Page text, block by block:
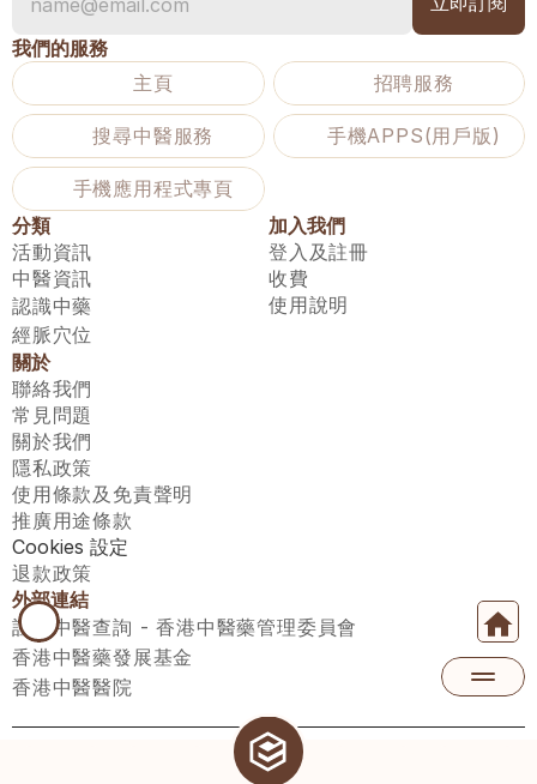
我們的服務
主頁
招聘服務
搜尋中醫服務 手機APPS(用戶版)
手機應用程式專頁
分類
活動資訊
中醫資訊
認識中藥
經脈穴位
加入我們
登入及註冊
收費
使用說明
關於
聯絡我們
常見問題
關於我們
隱私政策
使用條款及免責聲明
推廣用途條款
Cookies 設定
退款政策
外部連結
註冊中醫查詢 - 香港中醫藥管理委員會
香港中醫藥發展基金
香港中醫醫院
醫師匯有限公司 ECWAY LIMITED Copyright 2026© All rights